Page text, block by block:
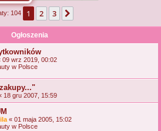
104 1 2 3
Ogłoszenia
09 wrz 2019, 00:02
w Polsce
18 gru 2007, 15:59
« 01 maja 2005, 15:02
w Polsce